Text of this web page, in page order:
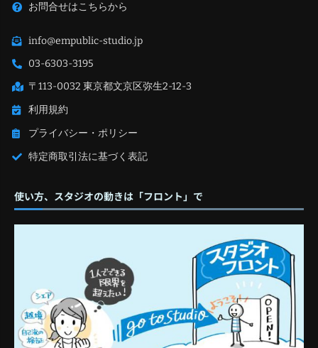
お問合せはこちらから
info@empublic-studio.jp
03-6303-3195
〒113-0032 東京都文京区弥生2-12-3
利用規約
プライバシー・ポリシー
特定商取引法に基づく表記
使い方、スタジオの動きは「フロント」で